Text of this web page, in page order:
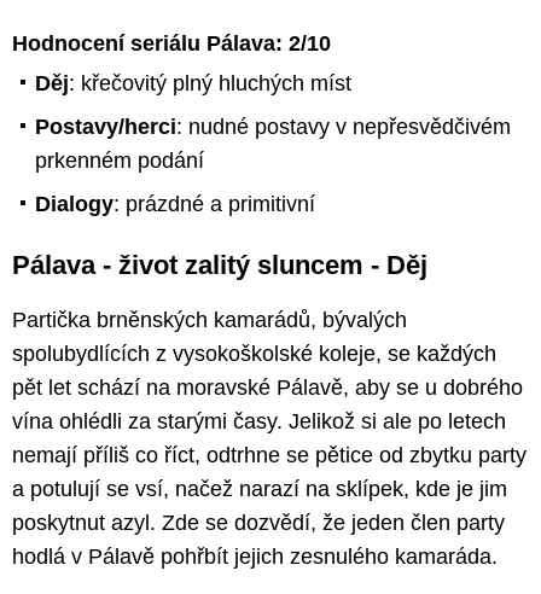
Hodnocení seriálu Pálava: 2/10
Děj: křečovitý plný hluchých míst
Postavy/herci: nudné postavy v nepřesvědčivém
prkenném podání
Dialogy: prázdné a primitivní
Pálava - život zalitý sluncem - Děj
Partička brněnských kamarádů, bývalých
spolubydlících z vysokoškolské koleje, se každých
pět let schází na moravské Pálavě, aby se u dobrého
vína ohlédli za starými časy. Jelikož si ale po letech
nemají příliš co říct, odtrhne se pětice od zbytku party
a potulují se vsí, načež narazí na sklípek, kde je jim
poskytnut azyl. Zde se dozvědí, že jeden člen party
hodlá v Pálavě pohřbít jejich zesnulého kamaráda.